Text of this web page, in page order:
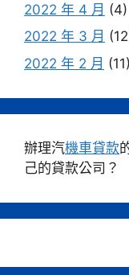
2022 年 4 月 (4)
2022 年 3 月
2022 年 2 月 (11)
辦理汽機車貸款
己的貸款公司？